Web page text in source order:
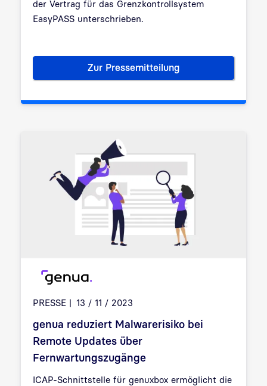
der Vertrag für das Grenzkontrollsystem
EasyPASS unterschrieben.
Zur Pressemitteilung10 Jahre hochsichere
PRESSE 13 / 11 / 2023
genua reduziert Malwarerisiko bei
Remote Updates über
Fernwartungszugänge
ICAP-Schnittstelle für genuxbox ermöglicht die